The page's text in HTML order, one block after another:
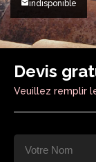
indisponible
Devis
Veuillez remplir